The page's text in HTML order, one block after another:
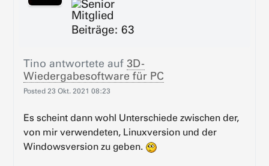
Beiträge: 63
Tino antwortete auf3D-
Wiedergabesoftware für PC
Posted23 Okt. 2021 08:23
Es scheint dann wohl Unterschiede zwischen der,
von mir verwendeten, Linuxversion und der
Windowsversion zu geben.